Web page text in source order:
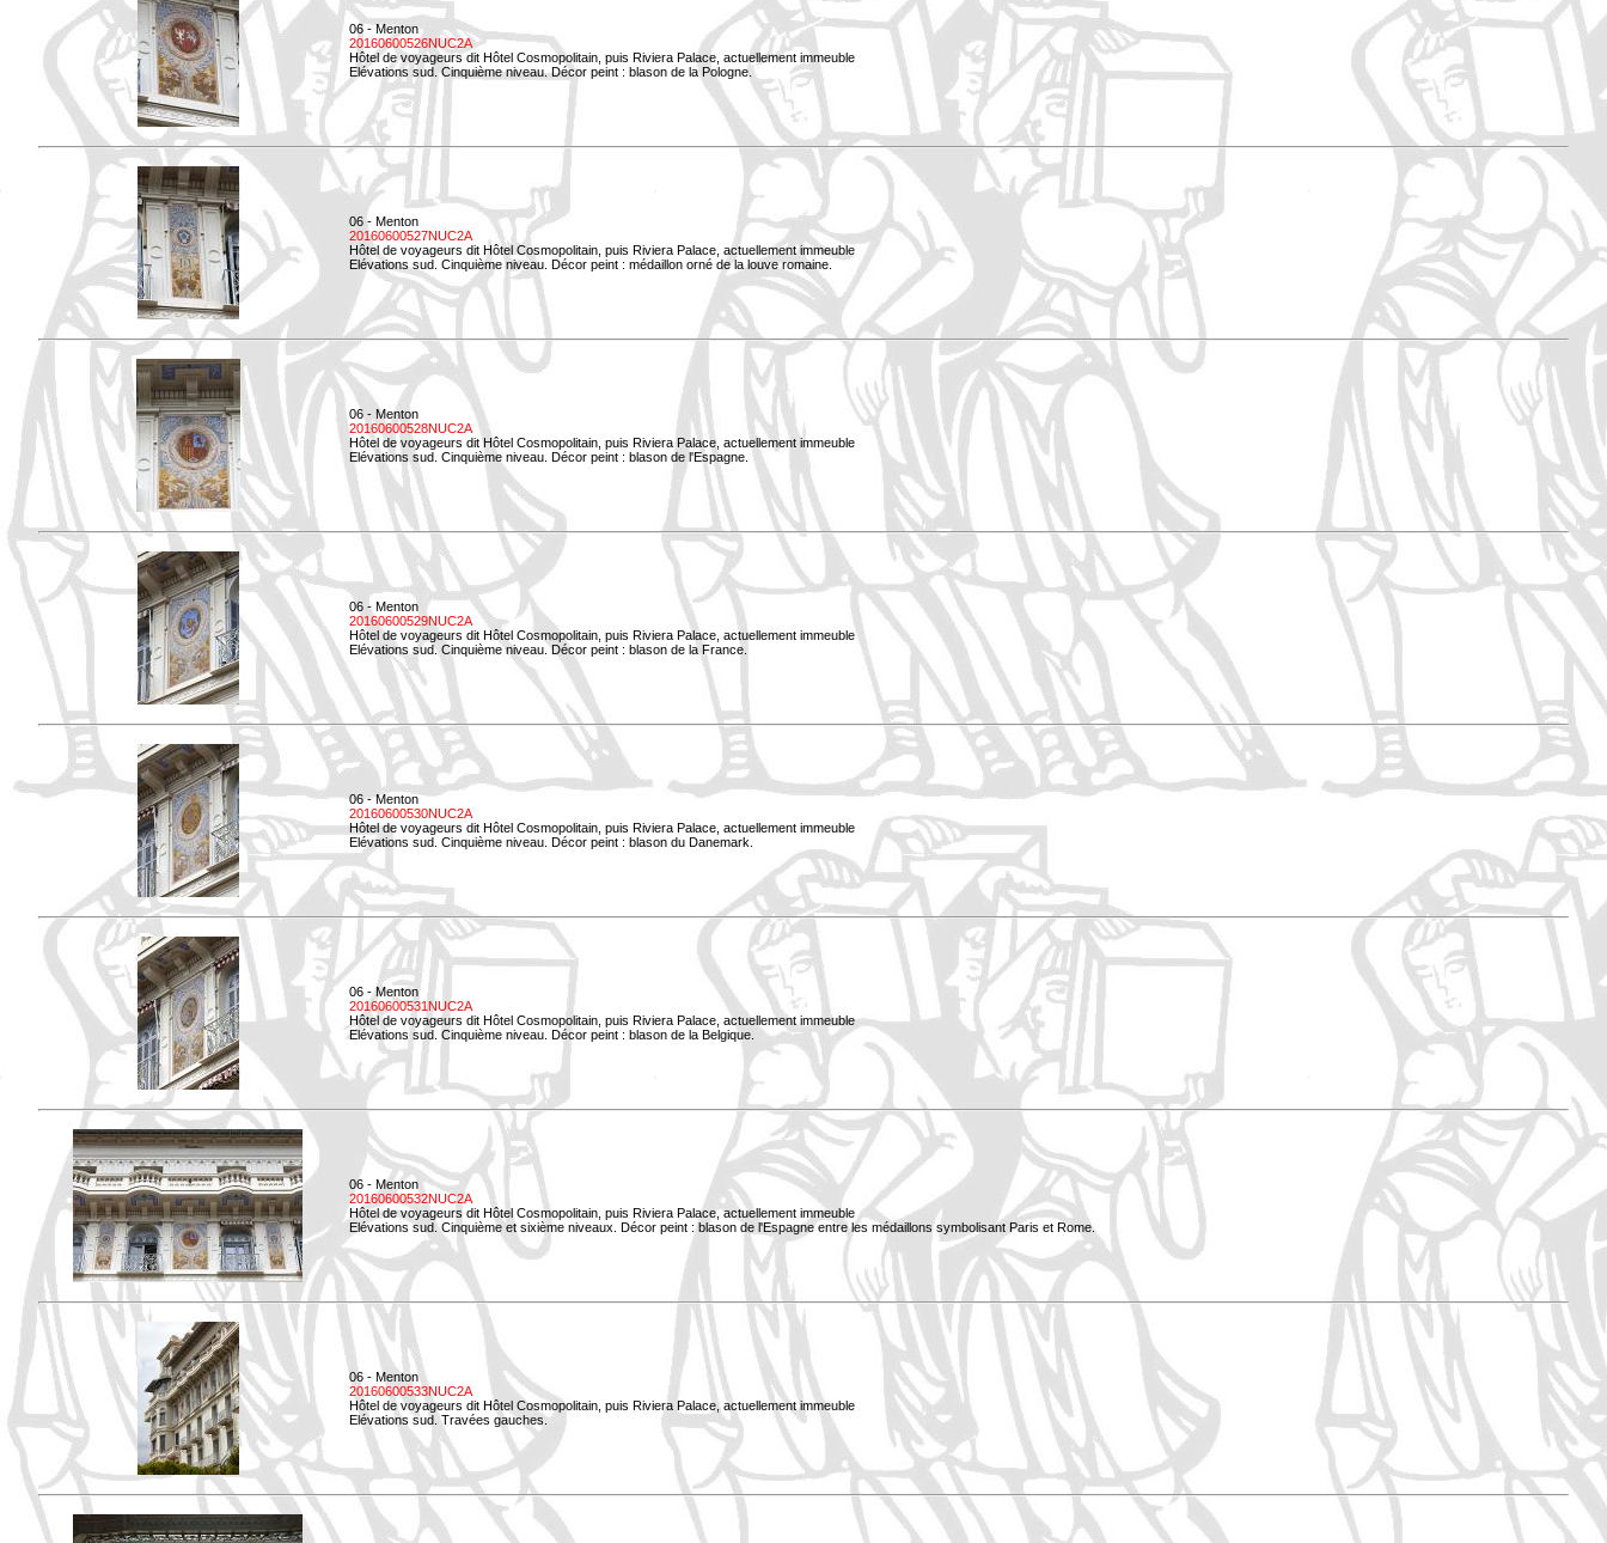
06 - Menton
20160600526NUC2A
Hôtel de voyageurs dit Hôtel Cosmopolitain, puis Riviera Palace, actuellement immeuble
Elévations sud. Cinquième niveau. Décor peint : blason de la Pologne.
06 - Menton
20160600527NUC2A
Hôtel de voyageurs dit Hôtel Cosmopolitain, puis Riviera Palace, actuellement immeuble
Elévations sud. Cinquième niveau. Décor peint : médaillon orné de la louve romaine.
06 - Menton
20160600528NUC2A
Hôtel de voyageurs dit Hôtel Cosmopolitain, puis Riviera Palace, actuellement immeuble
Elévations sud. Cinquième niveau. Décor peint : blason de l'Espagne.
06 - Menton
20160600529NUC2A
Hôtel de voyageurs dit Hôtel Cosmopolitain, puis Riviera Palace, actuellement immeuble
Elévations sud. Cinquième niveau. Décor peint : blason de la France.
06 - Menton
20160600530NUC2A
Hôtel de voyageurs dit Hôtel Cosmopolitain, puis Riviera Palace, actuellement immeuble
Elévations sud. Cinquième niveau. Décor peint : blason du Danemark.
06 - Menton
20160600531NUC2A
Hôtel de voyageurs dit Hôtel Cosmopolitain, puis Riviera Palace, actuellement immeuble
Elévations sud. Cinquième niveau. Décor peint : blason de la Belgique.
06 - Menton
20160600532NUC2A
Hôtel de voyageurs dit Hôtel Cosmopolitain, puis Riviera Palace, actuellement immeuble
Elévations sud. Cinquième et sixième niveaux. Décor peint : blason de l'Espagne entre les médaillons symbolisant Paris et Rome.
06 - Menton
20160600533NUC2A
Hôtel de voyageurs dit Hôtel Cosmopolitain, puis Riviera Palace, actuellement immeuble
Elévations sud. Travées gauches.